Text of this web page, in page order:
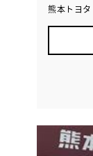
熊本トヨ